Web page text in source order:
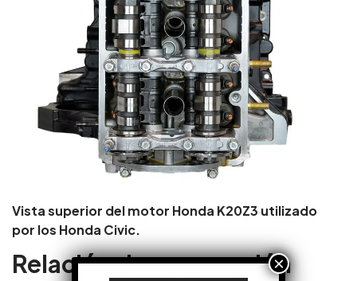
Vista superior del motor Honda K20Z3 utilizado
por los Honda Civic.
Relación de compresión
×